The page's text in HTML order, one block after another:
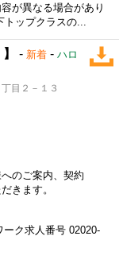
が異なる場合があり
ップクラスの...
- 新着 - ハロ
目２－１３
のご案内、契約
きます。
ーク求人番号 02020-